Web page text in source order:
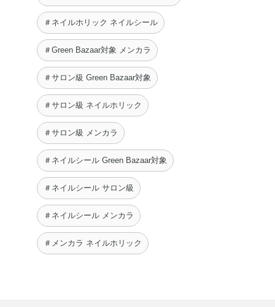
＃ネイルホリック ネイルシール
＃Green Bazaar対象 メンカラ
＃サロン級 Green Bazaar対象
＃サロン級 ネイルホリック
＃サロン級 メンカラ
＃ネイルシール Green Bazaar対象
＃ネイルシール サロン級
＃ネイルシール メンカラ
＃メンカラ ネイルホリック